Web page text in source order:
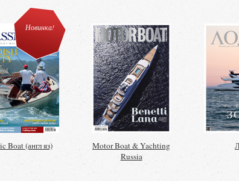
Новинка!
Boat (англ яз)
Motor Boat & Yachting
Russia